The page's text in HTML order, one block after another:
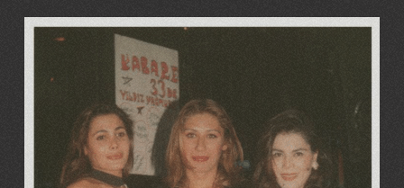
Image